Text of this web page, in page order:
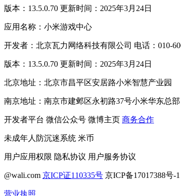
版本：13.5.0.70 更新时间：2025年3月24日
应用名称：小米游戏中心
开发者：北京瓦力网络科技有限公司 电话：010-
版本：13.5.0.70 更新时间：2025年3月24日
北京地址：北京市昌平区安居路小米智慧产业园
南京地址：南京市建邺区永初路37号小米华东总部
开发者平台 微信公众号 微博主页 商务合作
未成年人防沉迷系统 米币
用户应用权限 隐私协议 用户服务协议
@wali.com 京ICP证110335号 京ICP备17017388号-1
营业执照